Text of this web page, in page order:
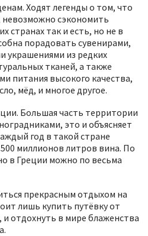
Ходят легенды о том, что
невозможно сэкономить
странах так и есть, но не в
порадовать сувенирами,
украшениями из редких
тканей, а также
питания высокого качества,
мёд, и многое другое.
Большая часть территории
это и объясняет
год в такой стране
миллионов литров вина. По
в Греции можно по весьма
прекрасным отдыхом на
лишь купить путёвку от
и отдохнуть в мире блаженства